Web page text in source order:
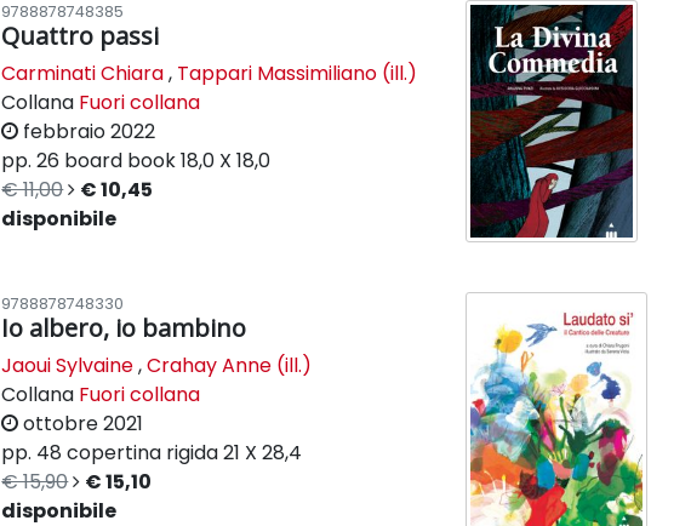
9788878748385
Quattro passi
Carminati Chiara, Tappari Massimiliano (ill.)
Collana Fuori collana
febbraio 2022
pp. 26 board book18,0 X 18,0
€ 11,00
€ 10,45
disponibile
9788878748330
Io albero, io bambino
Jaoui Sylvaine,Crahay Anne (ill.)
Collana Fuori collana
ottobre 2021
pp. 48 copertina rigida21 X 28,4
€ 15,90
€ 15,10
disponibile